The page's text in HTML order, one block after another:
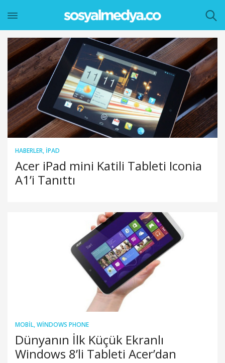
HABERLER, IPAD
Acer iPad mini Katili Tableti Iconia
A1’i Tanıttı
MOBIL,WINDOWS PHONE
Dünyanın İlk Küçük Ekranlı
Windows 8’li Tableti Acer’dan